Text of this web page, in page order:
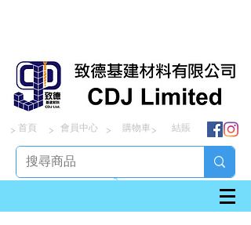
> > > >
首頁 會員中心 購物車 結賬